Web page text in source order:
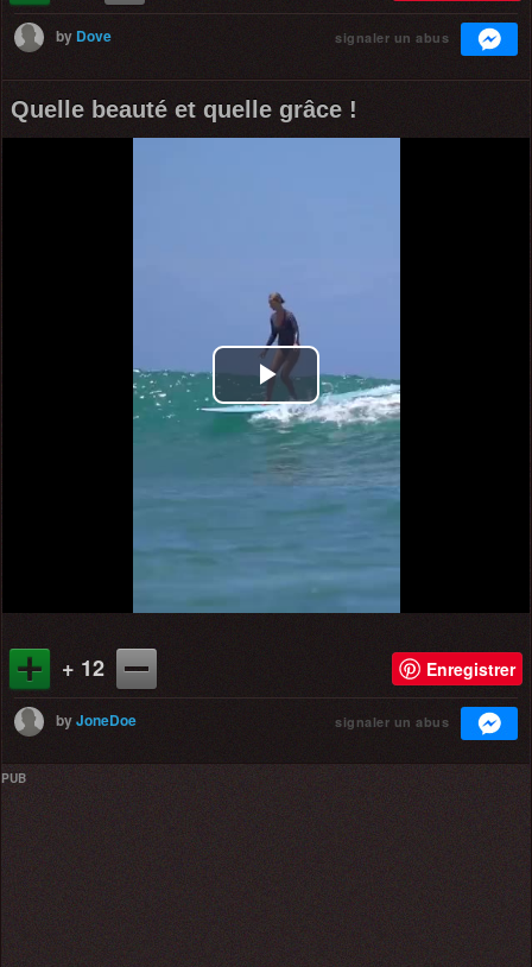
byDove signaler un abus
Quelle beauté et quelle grâce !
Play
Video
+ 12 Enregistrer
byJoneDoe signaler un abus
PUB